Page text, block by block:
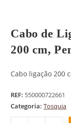
Cabo de
200 cm,
Cabo ligação 200
REF: 550000722661
Categoria:Tosquia